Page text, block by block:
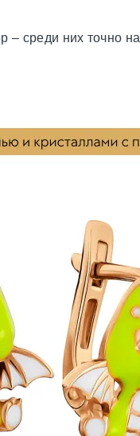
– среди них точно